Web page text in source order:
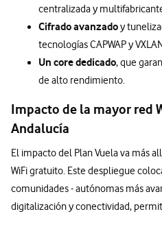
centralizada y
Cifrado avanzadoy
tecnologías CAPWAP y
Un core dedicado, que
de alto rendimiento.
Impacto de la mayor red
Andalucía
El impacto del Plan Vuela va más
WiFi gratuito. Este despliegue
comunidades - autónomas más
digitalización y conectividad,